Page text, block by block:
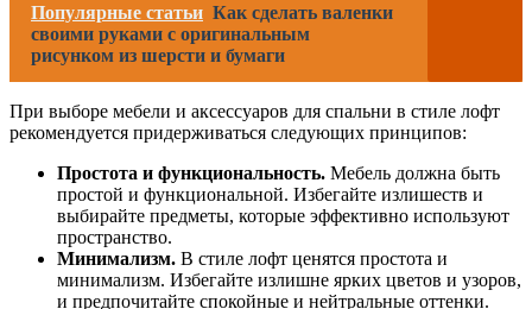
Популярные статьи Как сделать валенки
своими руками с оригинальным
рисунком из шерсти и бумаги
При выборе мебели и аксессуаров для спальни в стиле лофт
рекомендуется придерживаться следующих принципов:
Простота и функциональность. Мебель должна быть
простой и функциональной. Избегайте излишеств и
выбирайте предметы, которые эффективно используют
пространство.
Минимализм. В стиле лофт ценятся простота и
минимализм. Избегайте излишне ярких цветов и узоров,
и предпочитайте спокойные и нейтральные оттенки.